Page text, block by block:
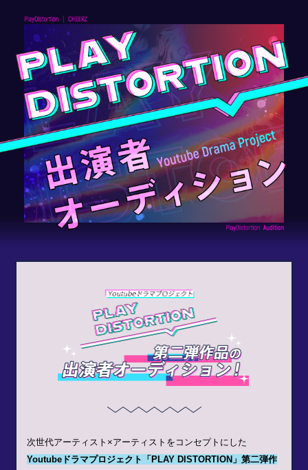
次世代アーティスト×アーティストをコンセプトにした
Youtubeドラマプロジェクト「PLAY DISTORTION」第二弾作